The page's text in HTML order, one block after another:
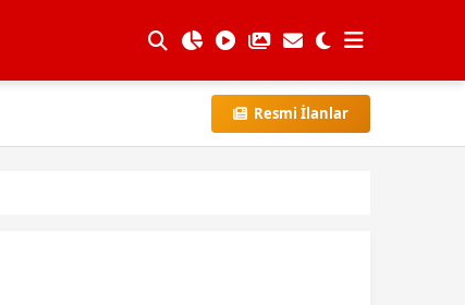
Resmi İlanlar